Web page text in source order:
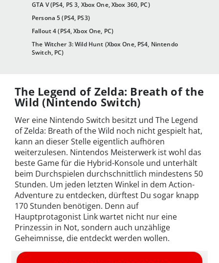
GTA V (PS4, PS 3, Xbox One, Xbox 360, PC)
Persona 5 (PS4, PS3)
Fallout 4 (PS4, Xbox One, PC)
The Witcher 3: Wild Hunt (Xbox One, PS4, Nintendo
Switch, PC)
The Legend of Zelda: Breath of the
Wild (Nintendo Switch)
Wer eine Nintendo Switch besitzt und The Legend
of Zelda: Breath of the Wild noch nicht gespielt hat,
kann an dieser Stelle eigentlich aufhören
weiterzulesen. Nintendos Meisterwerk ist wohl das
beste Game für die Hybrid-Konsole und unterhält
beim Durchspielen durchschnittlich mindestens 50
Stunden. Um jeden letzten Winkel in dem Action-
Adventure zu entdecken, dürftest Du sogar knapp
170 Stunden benötigen. Denn auf
Hauptprotagonist Link wartet nicht nur eine
Prinzessin in Not, sondern auch unzählige
Geheimnisse, die entdeckt werden wollen.